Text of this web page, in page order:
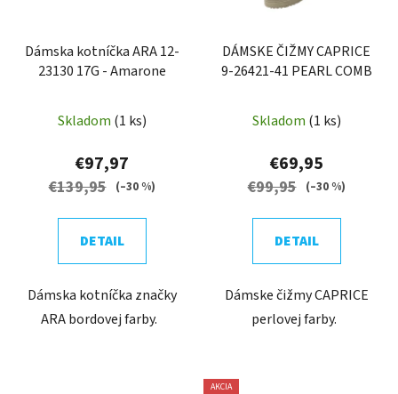
Dámska kotníčka ARA 12-
23130 17G - Amarone
Skladom (1 ks)
€97,97
€139,95 (–30 %)
DETAIL
Dámska kotníčka značky
ARA bordovej farby.
DÁMSKE ČIŽMY CAPRICE
9-26421-41 PEARL COMB
Skladom (1 ks)
€69,95
€99,95 (–30 %)
DETAIL
Dámske čižmy CAPRICE
perlovej farby.
AKCIA